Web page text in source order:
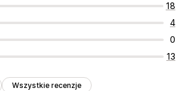
18
4
0
13
Wszystkie recenzje